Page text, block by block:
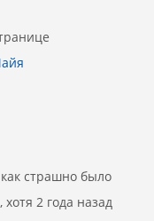
страшно было
2 года назад